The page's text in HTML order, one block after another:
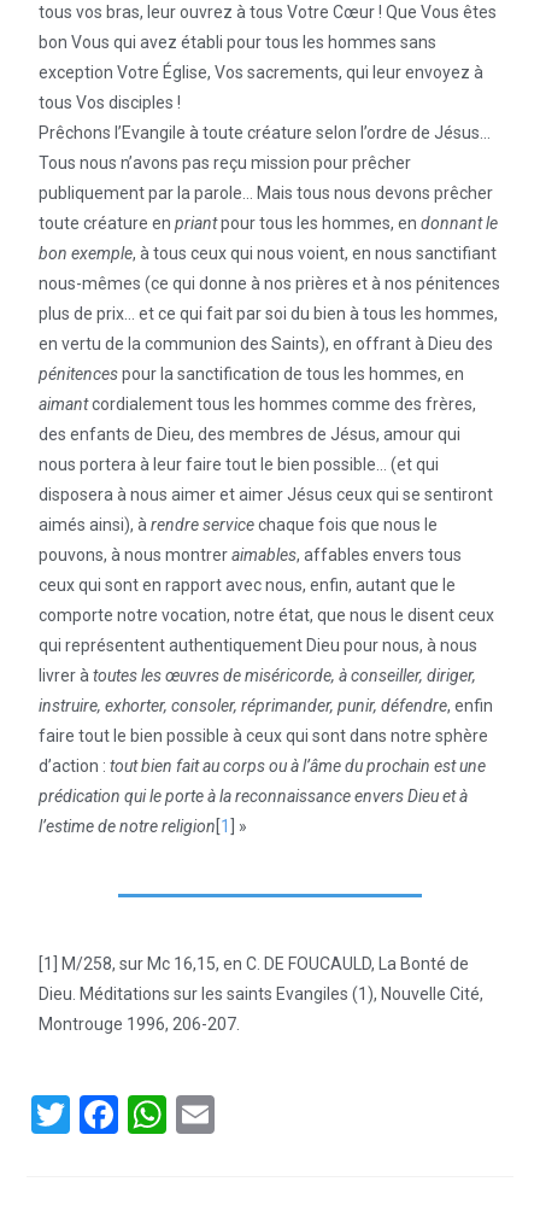
tous vos bras, leur ouvrez à tous Votre Cœur ! Que Vous êtes
bon Vous qui avez établi pour tous les hommes sans
exception Votre Église, Vos sacrements, qui leur envoyez à
tous Vos disciples !
Prêchons l’Evangile à toute créature selon l’ordre de Jésus…
Tous nous n’avons pas reçu mission pour prêcher
publiquement par la parole… Mais tous nous devons prêcher
toute créature enpriantpour tous les hommes, endonnant le
bon exemple, à tous ceux qui nous voient, en nous sanctifiant
nous-mêmes (ce qui donne à nos prières et à nos pénitences
plus de prix… et ce qui fait par soi du bien à tous les hommes,
en vertu de la communion des Saints), en offrant à Dieu des
pénitencespour la sanctification de tous les hommes, en
aimantcordialement tous les hommes comme des frères,
des enfants de Dieu, des membres de Jésus, amour qui
nous portera à leur faire tout le bien possible… (et qui
disposera à nous aimer et aimer Jésus ceux qui se sentiront
aimés ainsi), àrendre servicechaque fois que nous le
pouvons, à nous montreraimables, affables envers tous
ceux qui sont en rapport avec nous, enfin, autant que le
comporte notre vocation, notre état, que nous le disent ceux
qui représentent authentiquement Dieu pour nous, à nous
livrer àtoutes les œuvres de miséricorde, à conseiller, diriger,
instruire, exhorter, consoler, réprimander, punir, défendre, enfin
faire tout le bien possible à ceux qui sont dans notre sphère
d’action :tout bien fait au corps ou à l’âme du prochain est une
prédication qui le porte à la reconnaissance envers Dieu et à
l’estime de notre religion[1] »
[1] M/258, sur Mc 16,15, en C. DE FOUCAULD, La Bonté de
Dieu. Méditations sur les saints Evangiles (1), Nouvelle Cité,
Montrouge 1996, 206-207.
T
F
W